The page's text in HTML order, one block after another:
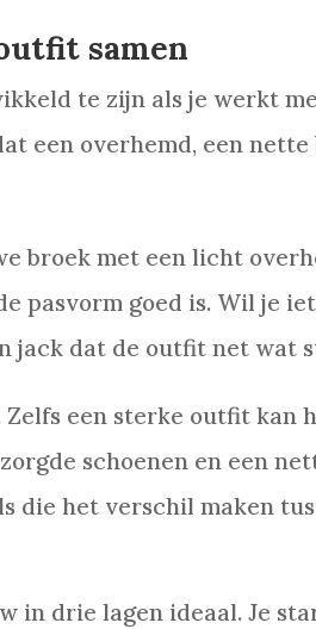
samen
te zijn als je werkt
een overhemd, een
broek met een licht
pasvorm goed is. Wil je
jack dat de outfit net wat
een sterke outfit kan
schoenen en een
die het verschil maken
in drie lagen ideaal. Je